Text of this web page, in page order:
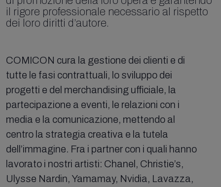
il rigore professionale necessario al rispetto
dei loro diritti d’autore.
COMICON cura la gestione dei clienti e di
tutte le fasi contrattuali, lo sviluppo dei
progetti e del merchandising ufficiale, la
partecipazione a eventi, le relazioni con i
media e la comunicazione, mettendo al
centro la strategia creativa e la tutela
dell’immagine. Fra i partner con i quali hanno
lavorato i nostri artisti: Chanel, Christie’s,
Ulysse Nardin, Yamamay, Nvidia, Lavazza,